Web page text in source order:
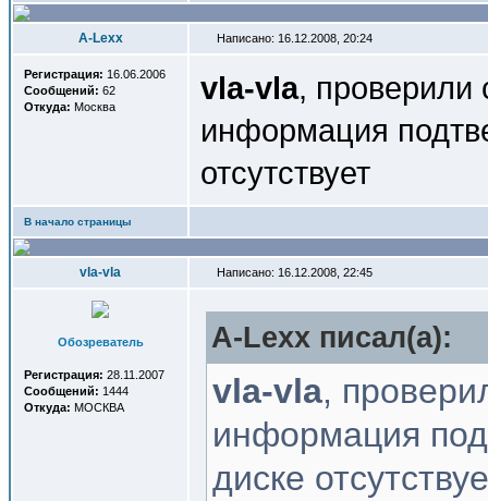
A-Lexx Написано: 16.12.2008, 20:24
Регистрация: 16.06.2006
Сообщений: 62
Откуда: Москва
vla-vla, проверили
информация
отсутствует
В начало страницы
vla-vla Написано: 16.12.2008, 22:45
Обозреватель
Регистрация: 28.11.2007
Сообщений: 1444
Откуда: МОСКВА
A-Lexx писал(a):
vla-vla,
информация
диске